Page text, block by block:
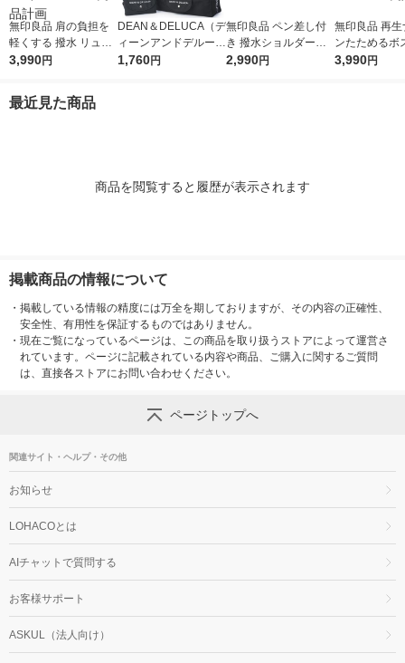
無印良品 肩の負担を
軽くする 撥水 リュッ
クサック 黒 タテ４３
3,990円
DEAN＆DELUCA（デ
ィーンアンドデルー
カ） ショッピングバ
1,760円
無印良品 ペン差し付
き 撥水ショルダーバ
ッグ 黒 良品計画
2,990円
無印良品 再生
ンたためるボ
ッグ 黒 １８
3,990円
最近見た商品
商品を閲覧すると履歴が表示されます
掲載商品の情報について
・ 掲載している情報の精度には万全を期しておりますが、その内容の正確性、
安全性、有用性を保証するものではありません。
・ 現在ご覧になっているページは、この商品を取り扱うストアによって運営さ
れています。ページに記載されている内容や商品、ご購入に関するご質問
は、直接各ストアにお問い合わせください。
ページトップへ
関連サイト・ヘルプ・その他
お知らせ
LOHACOとは
AIチャットで質問する
お客様サポート
ASKUL（法人向け）